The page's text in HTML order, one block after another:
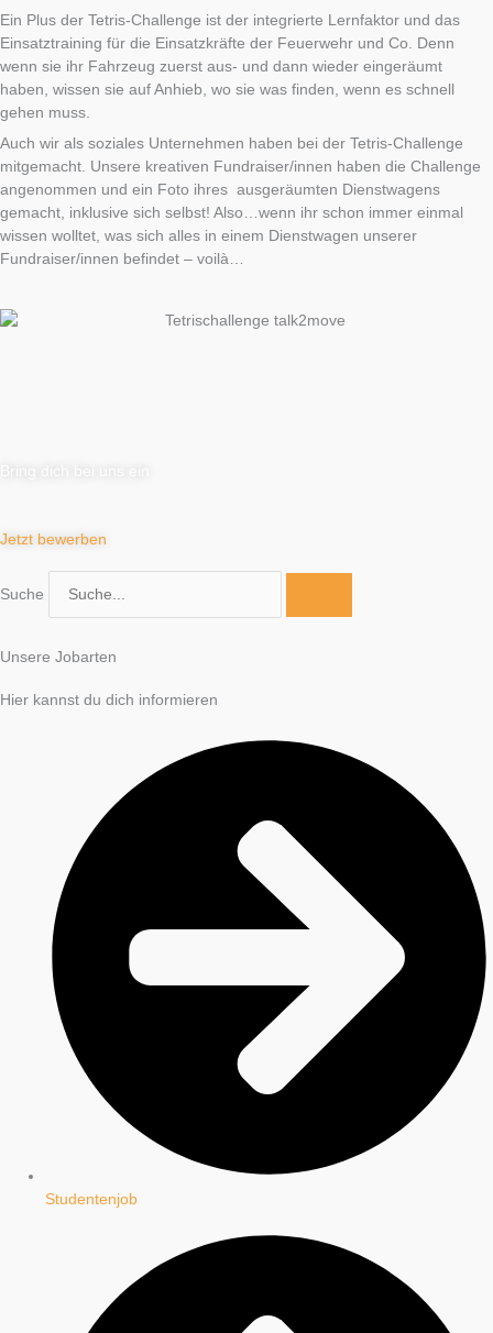
Ein Plus der Tetris-Challenge ist der integrierte Lernfaktor und das
Einsatztraining für die Einsatzkräfte der Feuerwehr und Co. Denn
wenn sie ihr Fahrzeug zuerst aus- und dann wieder eingeräumt
haben, wissen sie auf Anhieb, wo sie was finden, wenn es schnell
gehen muss.
Auch wir als soziales Unternehmen haben bei der Tetris-Challenge
mitgemacht. Unsere kreativen Fundraiser/innen haben die Challenge
angenommen und ein Foto ihres ausgeräumten Dienstwagens
gemacht, inklusive sich selbst! Also…wenn ihr schon immer einmal
wissen wolltet, was sich alles in einem Dienstwagen unserer
Fundraiser/innen befindet – voilà…
Jetzt bewerben
Suche
Unsere Jobarten
Hier kannst du dich informieren
Studentenjob